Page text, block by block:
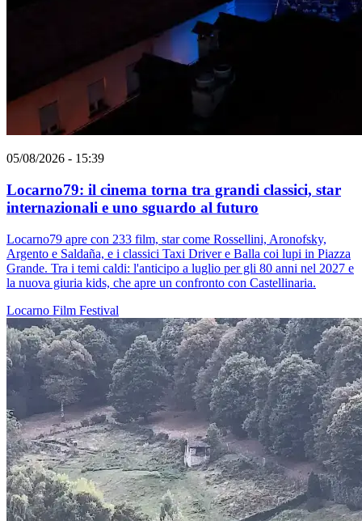
05/08/2026 - 15:39
Locarno79: il cinema torna tra grandi classici, star
internazionali e uno sguardo al futuro
Locarno79 apre con 233 film, star come Rossellini, Aronofsky,
Argento e Saldaña, e i classici Taxi Driver e Balla coi lupi in Piazza
Grande. Tra i temi caldi: l'anticipo a luglio per gli 80 anni nel 2027 e
la nuova giuria kids, che apre un confronto con Castellinaria.
Locarno Film Festival